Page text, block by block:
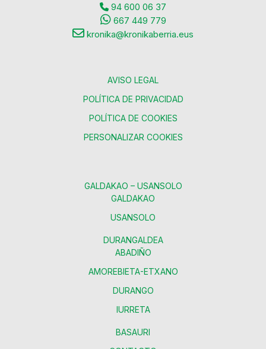
94 600 06 37
667 449 779
kronika@kronikaberria.eus
AVISO LEGAL
POLÍTICA DE PRIVACIDAD
POLÍTICA DE COOKIES
PERSONALIZAR COOKIES
GALDAKAO – USANSOLO
GALDAKAO
USANSOLO
DURANGALDEA
ABADIÑO
AMOREBIETA-ETXANO
DURANGO
IURRETA
BASAURI